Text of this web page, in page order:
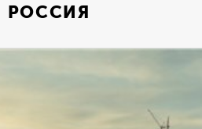
РОССИЯ